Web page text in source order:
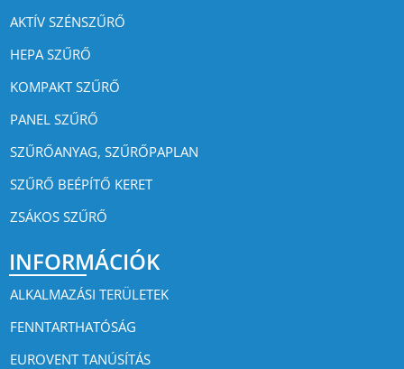
AKTÍV SZÉNSZŰRŐ
HEPA SZŰRŐ
KOMPAKT SZŰRŐ
PANEL SZŰRŐ
SZŰRŐANYAG, SZŰRŐPAPLAN
SZŰRŐ BEÉPÍTŐ KERET
ZSÁKOS SZŰRŐ
INFORMÁCIÓK
ALKALMAZÁSI TERÜLETEK
FENNTARTHATÓSÁG
EUROVENT TANÚSÍTÁS